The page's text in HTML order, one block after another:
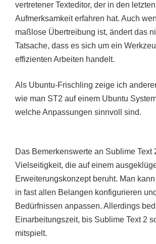
vertretener Texteditor, der in den
Aufmerksamkeit erfahren hat. Auch
maßlose Übertreibung ist, ändert das
Tatsache, dass es sich um ein
effizienten Arbeiten handelt.
Als Ubuntu-Frischling zeige ich
wie man ST2 auf einem Ubuntu
welche Anpassungen sinnvoll sind.
Das Bemerkenswerte an Sublime Text
Vielseitigkeit, die auf einem
Erweiterungskonzept beruht. Man
in fast allen Belangen konfigurieren
Bedürfnissen anpassen. Allerdings
Einarbeitungszeit, bis Sublime Text 2
mitspielt.